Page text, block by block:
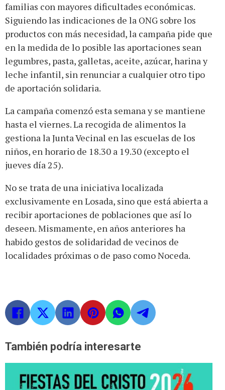
familias con mayores dificultades económicas.
Siguiendo las indicaciones de la ONG sobre los
productos con más necesidad, la campaña pide que
en la medida de lo posible las aportaciones sean
legumbres, pasta, galletas, aceite, azúcar, harina y
leche infantil, sin renunciar a cualquier otro tipo
de aportación solidaria.
La campaña comenzó esta semana y se mantiene
hasta el viernes. La recogida de alimentos la
gestiona la Junta Vecinal en las escuelas de los
niños, en horario de 18.30 a 19.30 (excepto el
jueves día 25).
No se trata de una iniciativa localizada
exclusivamente en Losada, sino que está abierta a
recibir aportaciones de poblaciones que así lo
deseen. Mismamente, en años anteriores ha
habido gestos de solidaridad de vecinos de
localidades próximas o de paso como Noceda.
También podría interesarte